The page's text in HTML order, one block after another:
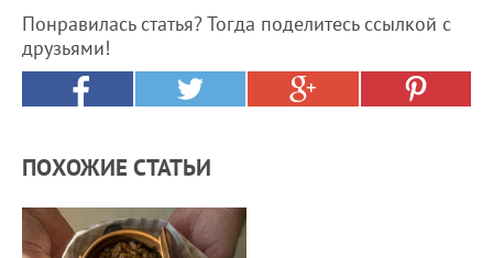
Понравилась статья? Тогда поделитесь ссылкой с
друзьями!
ПОХОЖИЕ СТАТЬИ